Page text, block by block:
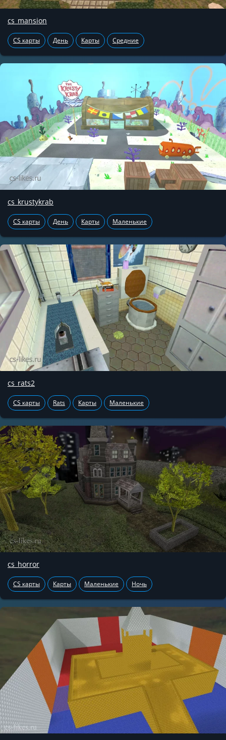
cs_mansion
CS карты День Карты Средние
cs_krustykrab
CS карты День Карты Маленькие
cs_rats2
CS карты Rats Карты Маленькие
cs_horror
CS карты Карты Маленькие Ночь